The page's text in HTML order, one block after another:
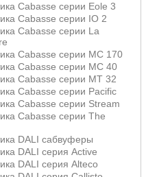
Cabasse серии Eole 3
Cabasse серии IO 2
Cabasse серии La
Cabasse серии MC 170
Cabasse серии MC 40
Cabasse серии MT 32
Cabasse серии Pacific
Cabasse серии Stream
Cabasse серии The
DALI сабвуферы
DALI серия Active
DALI серия Alteco